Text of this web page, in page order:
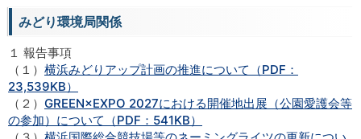
みどり環境局関係
１ 報告事項
（１） 横浜みどりアップ計画の推進について（PDF：
23,539KB）
（２） GREEN×EXPO 2027における開催地出展（公園愛護会等
の参加）について（PDF：541KB）